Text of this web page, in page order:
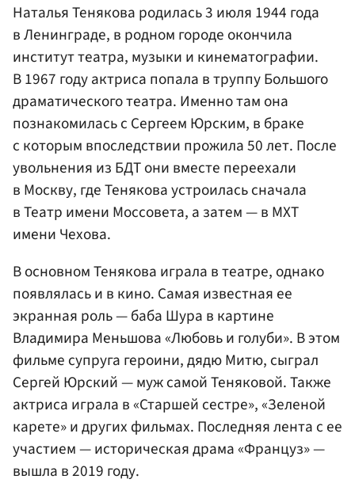
Наталья Тенякова родилась 3 июля 1944 года
в Ленинграде, в родном городе окончила
институт театра, музыки и кинематографии.
В 1967 году актриса попала в труппу Большого
драматического театра. Именно там она
познакомилась с Сергеем Юрским, в браке
с которым впоследствии прожила 50 лет. После
увольнения из БДТ они вместе переехали
в Москву, где Тенякова устроилась сначала
в Театр имени Моссовета, а затем — в МХТ
имени Чехова.
В основном Тенякова играла в театре, однако
появлялась и в кино. Самая известная ее
экранная роль — баба Шура в картине
Владимира Меньшова «Любовь и голуби». В этом
фильме супруга героини, дядю Митю, сыграл
Сергей Юрский — муж самой Теняковой. Также
актриса играла в «Старшей сестре», «Зеленой
карете» и других фильмах. Последняя лента с ее
участием — историческая драма «Француз» —
вышла в 2019 году.